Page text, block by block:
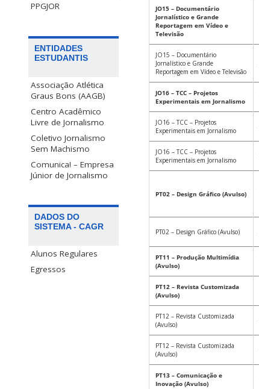
PPGJOR
ENTIDADES
ESTUDANTIS
Associação Atlética
Graus Bons (AAGB)
Centro Acadêmico
Livre de Jornalismo
Coletivo Jornalismo
Sem Machismo
Comunica! – Empresa
Júnior de Jornalismo
DADOS DO
SISTEMA - CAGR
Alunos Regulares
Egressos
JO15 – Documentário
Jornalístico e Grande
Reportagem em Vídeo e
Televisão
JO15 – Documentário
Jornalístico e Grande
Reportagem em Vídeo e Televisão
JO16 – TCC – Projetos
Experimentais em Jornalismo
JO16 – TCC – Projetos
Experimentais em Jornalismo
JO16 – TCC – Projetos
Experimentais em Jornalismo
PT02 – Design Gráfico (Avulso)
PT02 – Design Gráfico (Avulso)
PT11 – Produção Multimídia
(Avulso)
PT12 – Revista Customizada
(Avulso)
PT12 – Revista Customizada
(Avulso)
PT12 – Revista Customizada
(Avulso)
PT13 – Comunicação e
Inovação (Avulso)